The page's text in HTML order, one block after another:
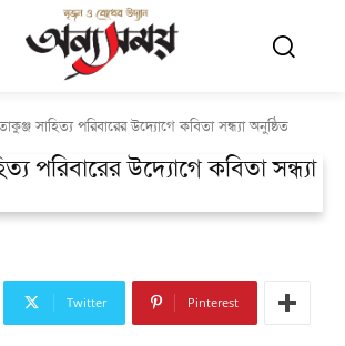
সাহিত্য পরিবারের উদ্যোগে কবিতা সন্ধ্যা অনুষ্ঠিত
পরিবারের উদ্যোগে কবিতা সন্ধ্যা
Twitter Pinterest